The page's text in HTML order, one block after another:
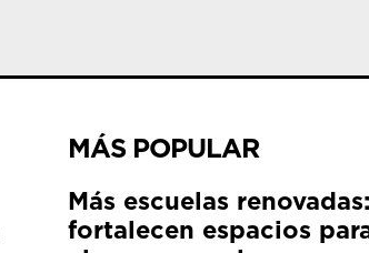
MÁS POPULAR
Más escuelas renovadas:
fortalecen espacios